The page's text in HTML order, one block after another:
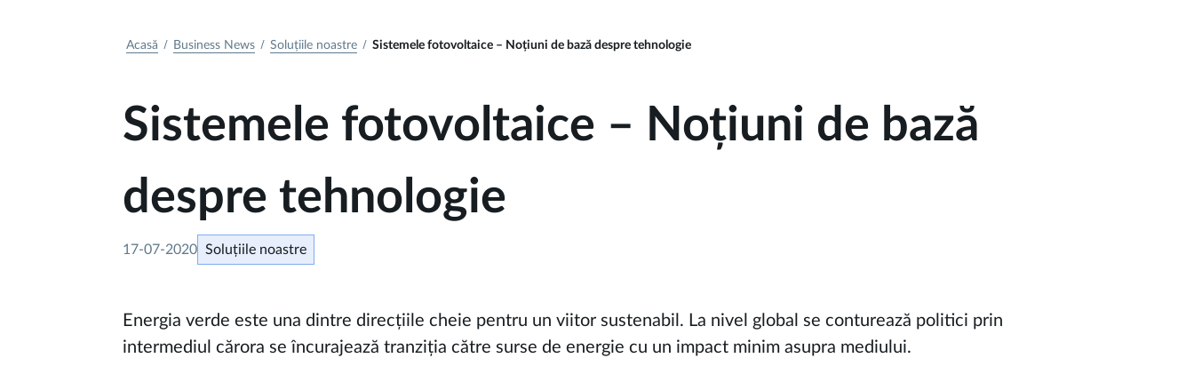
Acasă Business News Soluțiile noastre Sistemele fotovoltaice – Noțiuni de bază despre tehnologie
Sistemele fotovoltaice – Noțiuni de bază
despre tehnologie
17-07-2020 Soluțiile noastre
Energia verde este una dintre direcțiile cheie pentru un viitor sustenabil. La nivel global se conturează politici prin
intermediul cărora se încurajează tranziția către surse de energie cu un impact minim asupra mediului.